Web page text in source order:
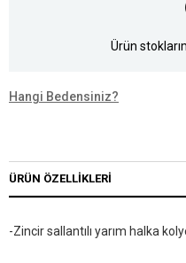
Ürün
Hangi Bedensiniz?
ÜRÜN ÖZELLIKLERI
-Zincir sallantılı yarım halka